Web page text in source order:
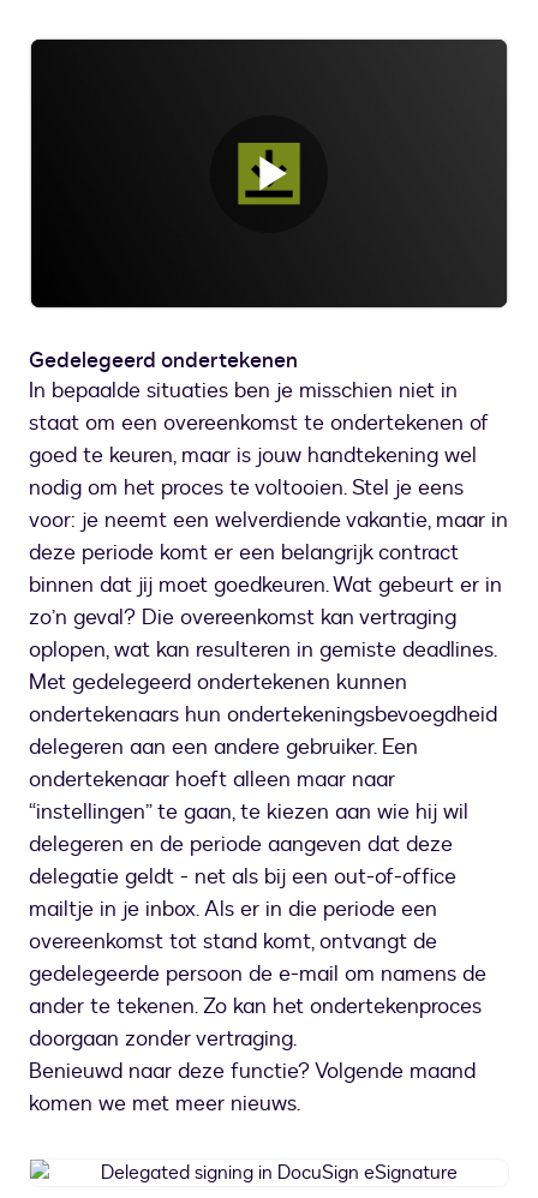
Video
afspelen
Gedelegeerd ondertekenen
In bepaalde situaties ben je misschien niet in
staat om een overeenkomst te ondertekenen of
goed te keuren, maar is jouw handtekening wel
nodig om het proces te voltooien. Stel je eens
voor: je neemt een welverdiende vakantie, maar in
deze periode komt er een belangrijk contract
binnen dat jij moet goedkeuren. Wat gebeurt er in
zo’n geval? Die overeenkomst kan vertraging
oplopen, wat kan resulteren in gemiste deadlines.
Met gedelegeerd ondertekenen kunnen
ondertekenaars hun ondertekeningsbevoegdheid
delegeren aan een andere gebruiker. Een
ondertekenaar hoeft alleen maar naar
“instellingen” te gaan, te kiezen aan wie hij wil
delegeren en de periode aangeven dat deze
delegatie geldt - net als bij een out-of-office
mailtje in je inbox. Als er in die periode een
overeenkomst tot stand komt, ontvangt de
gedelegeerde persoon de e-mail om namens de
ander te tekenen. Zo kan het ondertekenproces
doorgaan zonder vertraging.
Benieuwd naar deze functie? Volgende maand
komen we met meer nieuws.
Delegated